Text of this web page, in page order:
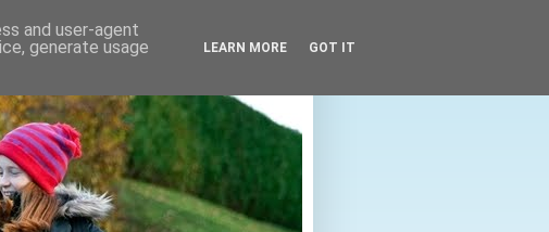
and user-agent
generate usage
LEARN MORE GOT IT